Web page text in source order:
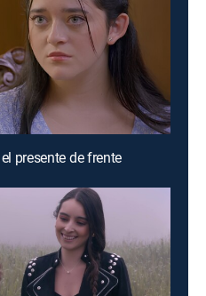
presente de frente